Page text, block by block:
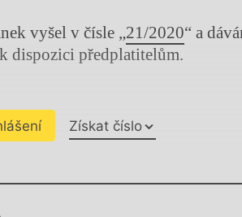
vyšel v čísle „21/2020“ a
dispozici předplatitelům.
Získat číslo
Chviličku.